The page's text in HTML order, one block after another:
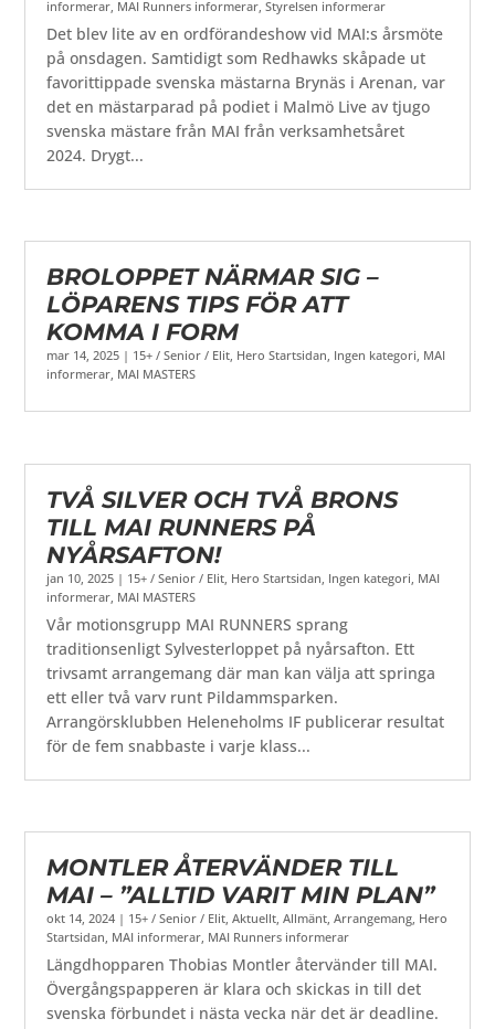
informerar, MAI Runners informerar,Styrelsen informerar
Det blev lite av en ordförandeshow vid MAI:s årsmöte
på onsdagen. Samtidigt som Redhawks skåpade ut
favorittippade svenska mästarna Brynäs i Arenan, var
det en mästarparad på podiet i Malmö Live av tjugo
svenska mästare från MAI från verksamhetsåret
2024. Drygt...
BROLOPPET NÄRMAR SIG –
LÖPARENS TIPS FÖR ATT
KOMMA I FORM
mar 14, 2025 | 15+ / Senior / Elit, Hero Startsidan, Ingen kategori, MAI
informerar, MAI MASTERS
TVÅ SILVER OCH TVÅ BRONS
TILL MAI RUNNERS PÅ
NYÅRSAFTON!
jan 10, 2025 | 15+ / Senior / Elit Hero Startsidan Ingen kategori MAI
informerar MAI MASTERS
Vår motionsgrupp MAI RUNNERS sprang
traditionsenligt Sylvesterloppet på nyårsafton. Ett
trivsamt arrangemang där man kan välja att springa
ett eller två varv runt Pildammsparken.
Arrangörsklubben Heleneholms IF publicerar resultat
för de fem snabbaste i varje klass...
MONTLER ÅTERVÄNDER TILL
MAI – ”ALLTID VARIT MIN PLAN”
okt 14, 2024 | 15+ / Senior / Elit,Aktuellt,Allmänt,Arrangemang, Hero
Startsidan, MAI informerar, MAI Runners informerar
Längdhopparen Thobias Montler återvänder till MAI.
Övergångspapperen är klara och skickas in till det
svenska förbundet i nästa vecka när det är deadline.